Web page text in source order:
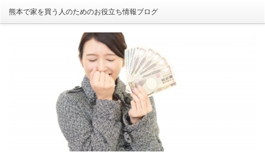
熊本で家を買う人のためのお役立ち情報ブログ